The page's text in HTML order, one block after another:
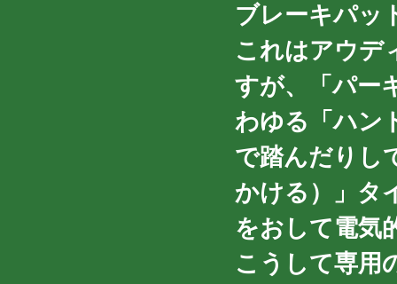
ブレーキパッ
これはアウデ
すが、「パー
わゆる「ハン
で踏んだりし
かける）」タ
をおして電気
こうして専用